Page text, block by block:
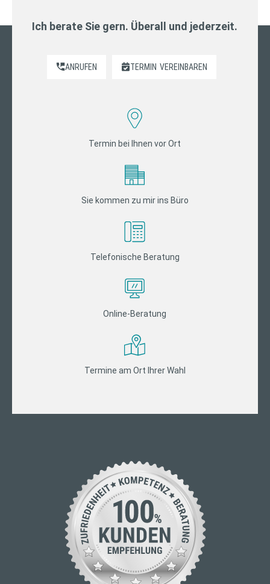
Ich berate Sie gern. Überall und jederzeit.
ANRUFEN TERMIN VEREINBAREN
Termin bei Ihnen vor Ort
Sie kommen zu mir ins Büro
Telefonische Beratung
Online-Beratung
Termine am Ort Ihrer Wahl